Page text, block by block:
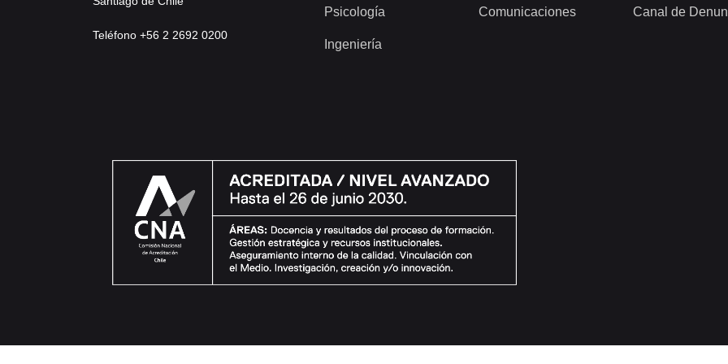
Teléfono +56 2 2692 0200
Psicología
Ingeniería
Comunicaciones Canal de